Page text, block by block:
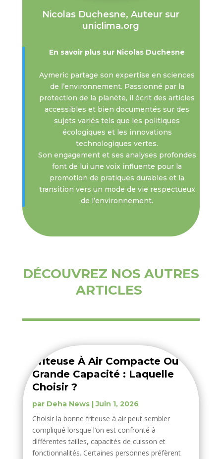
Nicolas Duchesne, Auteur sur
uniclima.org
En savoir plus sur Nicolas Duchesne
Aymeric partage son expertise en sciences
de l’environnement. Passionné par la
protection de la planète, il écrit des articles
accessibles et bien documentés sur des
sujets variés tels que les politiques
écologiques et les innovations
technologiques vertes.
Son engagement et ses analyses profondes
font de lui une voix influente pour la
promotion de pratiques durables et la
transition vers un mode de vie respectueux
de l’environnement.
DÉCOUVREZ NOS AUTRES
ARTICLES
Friteuse À Air Compacte Ou
Grande Capacité : Laquelle
Choisir ?
par Deha News|Juin 1, 2026
Choisir la bonne friteuse à air peut sembler
compliqué lorsque l’on est confronté à
différentes tailles, capacités de cuisson et
fonctionnalités. Certaines personnes préfèrent